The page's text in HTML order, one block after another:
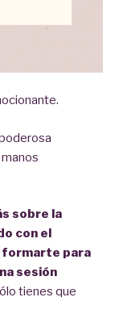
sobre la
con el
formarte para
sesión
tienes que